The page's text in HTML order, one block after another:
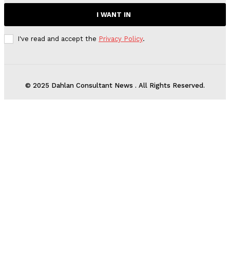
I WANT IN
I've read and accept the Privacy Policy.
© 2025 Dahlan Consultant News . All Rights Reserved.